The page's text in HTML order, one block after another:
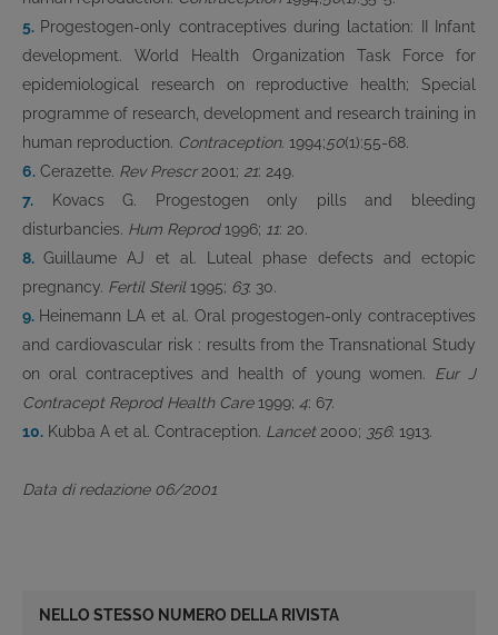
5. Progestogen-only contraceptives during lactation: II Infant
development. World Health Organization Task Force for
epidemiological research on reproductive health; Special
programme of research, development and research training in
human reproduction. Contraception. 1994;50(1):55-68.
6. Cerazette. Rev Prescr2001; 21: 249.
7. Kovacs G. Progestogen only pills and bleeding
disturbancies. Hum Reprod1996; 11: 20.
8.Guillaume AJ et al. Luteal phase defects and ectopic
pregnancy. Fertil Steril1995; 63: 30.
9. Heinemann LA et al. Oral progestogen-only contraceptives
and cardiovascular risk : results from the Transnational Study
on oral contraceptives and health of young women. Eur J
Contracept Reprod Health Care1999; 4: 67.
10. Kubba A et al. Contraception. Lancet2000; 356: 1913.
Data di redazione 06/2001
NELLO STESSO NUMERO DELLA RIVISTA